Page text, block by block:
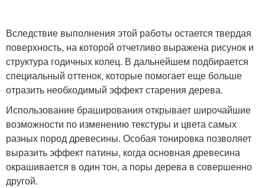
Вследствие выполнения этой работы остается твердая
поверхность, на которой отчетливо выражена рисунок и
структура годичных колец. В дальнейшем подбирается
специальный оттенок, которые помогает еще больше
отразить необходимый эффект старения дерева.
Использование браширования открывает широчайшие
возможности по изменению текстуры и цвета самых
разных пород древесины. Особая тонировка позволяет
выразить эффект патины, когда основная древесина
окрашивается в один тон, а поры дерева в совершенно
другой.